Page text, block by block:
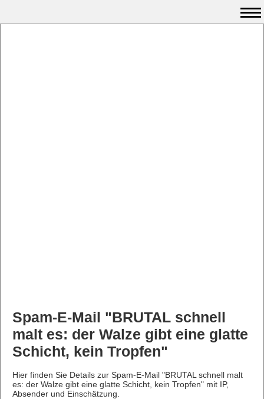
Spam-E-Mail "BRUTAL schnell
malt es: der Walze gibt eine glatte
Schicht, kein Tropfen"
Hier finden Sie Details zur Spam-E-Mail "BRUTAL schnell malt
es: der Walze gibt eine glatte Schicht, kein Tropfen" mit IP,
Absender und Einschätzung.